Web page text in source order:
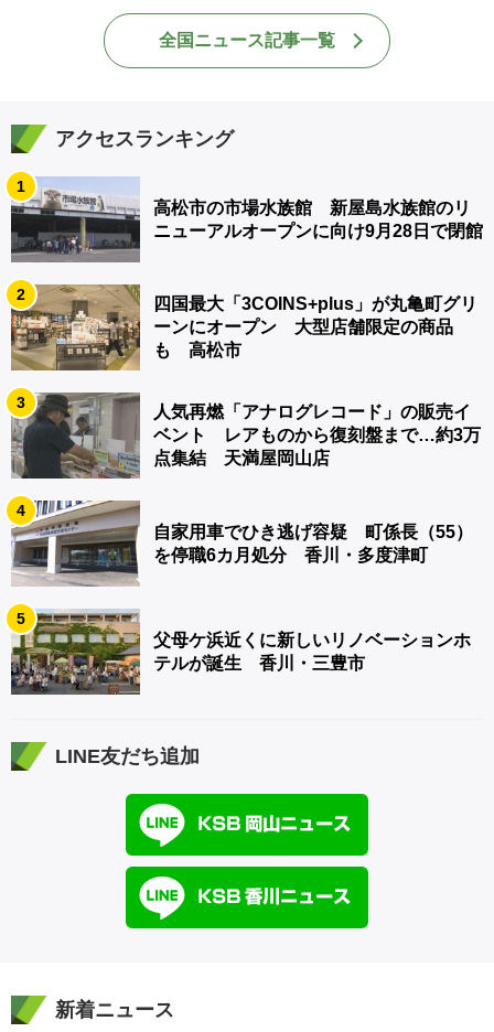
全国ニュース記事一覧
アクセスランキング
1
高松市の市場水族館 新屋島水族館のリ
ニューアルオープンに向け9月28日で閉館
2
四国最大「3COINS+plus」が丸亀町グリ
ーンにオープン 大型店舗限定の商品
も 高松市
3
人気再燃「アナログレコード」の販売イ
ベント レアものから復刻盤まで…約3万
点集結 天満屋岡山店
4
自家用車でひき逃げ容疑 町係長（55）
を停職6カ月処分 香川・多度津町
5
父母ケ浜近くに新しいリノベーションホ
テルが誕生 香川・三豊市
LINE友だち追加
新着ニュース